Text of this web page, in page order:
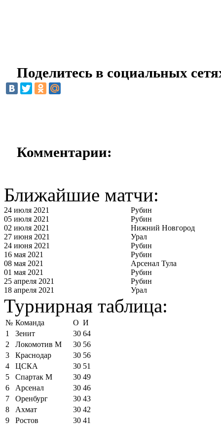
Поделитесь в социальных
Комментарии:
Ближайшие матчи:
24 июля 2021
Рубин
05 июля 2021
Рубин
02 июля 2021
Нижний Новгород
27 июня 2021
Урал
24 июня 2021
Рубин
16 мая 2021
Рубин
08 мая 2021
Арсенал Тула
01 мая 2021
Рубин
25 апреля 2021
Рубин
18 апреля 2021
Урал
Турнирная таблица:
№ Команда О И
1
Зенит 30 64
2
Локомотив М 30 56
3
Краснодар 30 56
4
ЦСКА 30 51
5
Спартак М 30 49
6
Арсенал 30 46
7
Оренбург 30 43
8
Ахмат 30 42
9
Ростов 30 41